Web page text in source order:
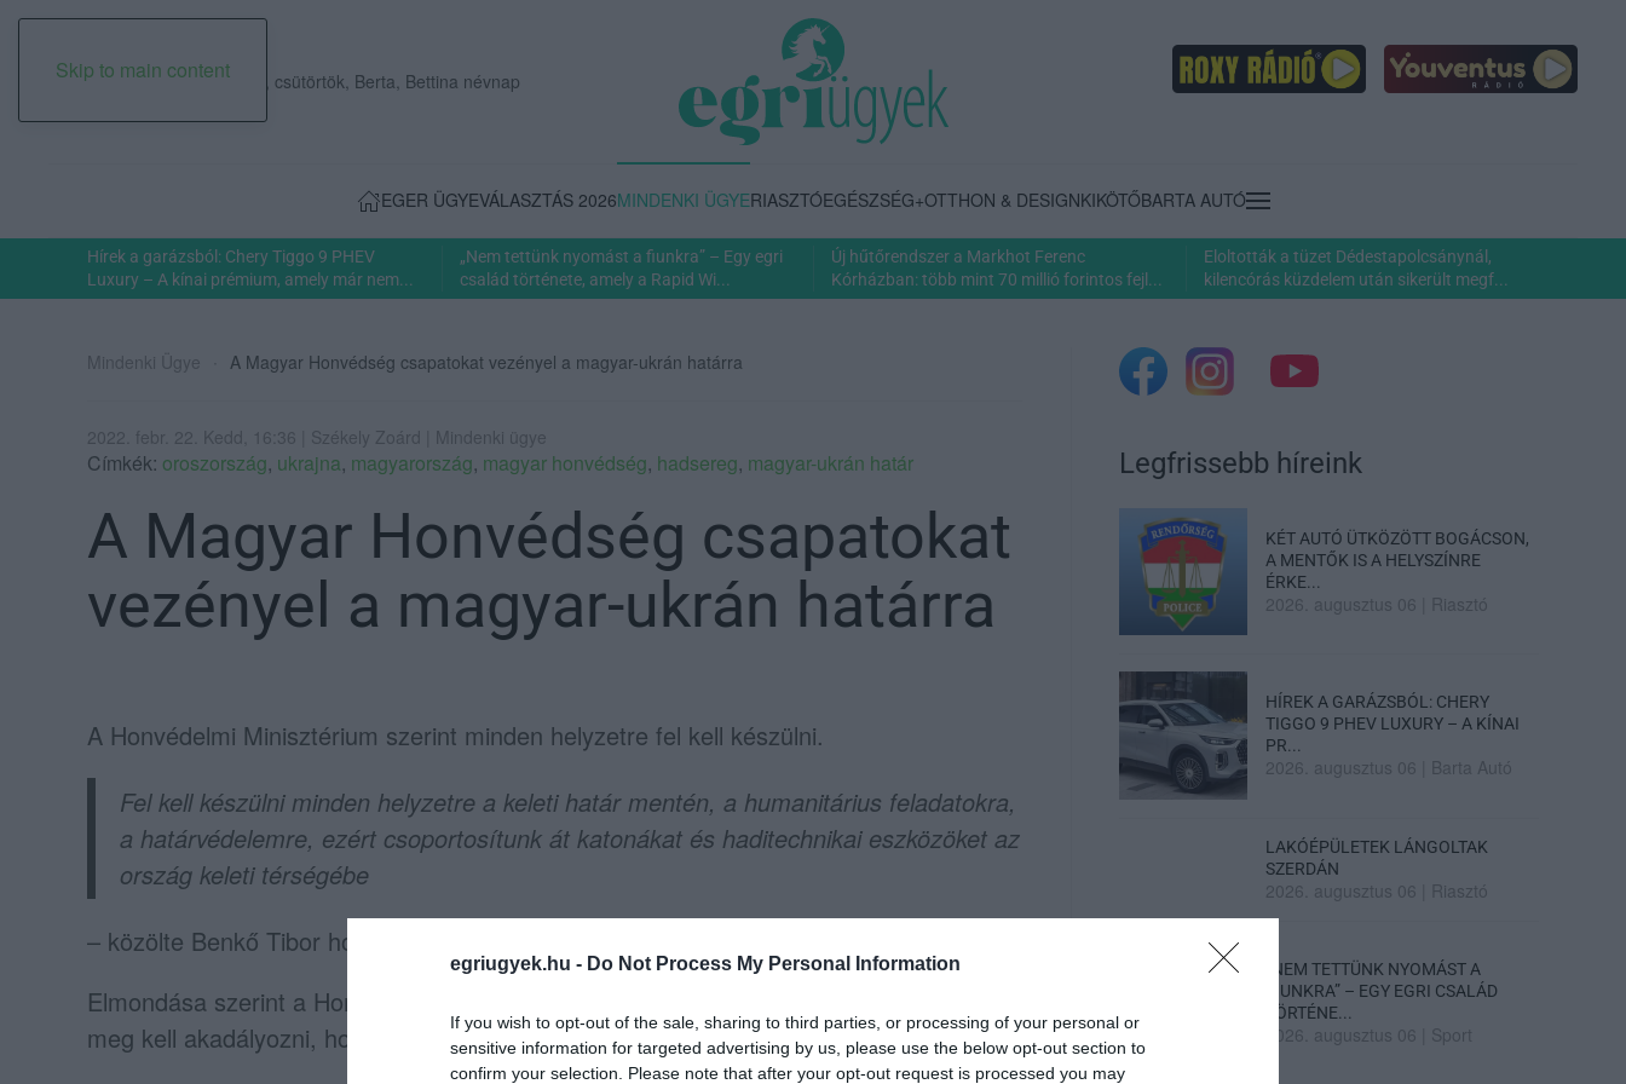
egriugyek.hu - Do Not Process My Personal Information
If you wish to opt-out of the sale, sharing to third parties, or processing of your personal or
sensitive information for targeted advertising by us, please use the below opt-out section to
confirm your selection. Please note that after your opt-out request is processed you may
Skip to main content
2026. augusztus 06., csütörtök, Berta, Bettina névnap
EGER ÜGYEVÁLASZTÁS 2026MINDENKI ÜGYERIASZTÓEGÉSZSÉG+OTTHON & DESIGNKIKÖTŐBARTA AUTÓ
Hírek a garázsból: Chery Tiggo 9 PHEV
Luxury – A kínai prémium, amely már nem...
„Nem tettünk nyomást a fiunkra” – Egy egri
család története, amely a Rapid Wi...
Új hűtőrendszer a Markhot Ferenc
Kórházban: több mint 70 millió forintos fejl...
Eloltották a tüzet Dédestapolcsánynál,
kilencórás küzdelem után sikerült megf...
Mindenki Ügye A Magyar Honvédség csapatokat vezényel a magyar-ukrán határra
2022. febr. 22. Kedd, 16:36 | Székely Zoárd | Mindenki ügye
Címkék: oroszország, ukrajna, magyarország, magyar honvédség, hadsereg, magyar-ukrán határ
A Magyar Honvédség csapatokat
vezényel a magyar-ukrán határra
A Honvédelmi Minisztérium szerint minden helyzetre fel kell készülni.
Fel kell készülni minden helyzetre a keleti határ mentén, a humanitárius feladatokra,
a határvédelemre, ezért csoportosítunk át katonákat és haditechnikai eszközöket az
ország keleti térségébe
– közölte Benkő Tibor honvédelmi miniszter kedden Szentendrén.
Elmondása szerint a Honvédelmi Minisztérium azt a feladatot kapta Orbán Viktortól,
meg kell akadályozni, hogy fegyveres erők hatoljanak Magyarország területére.
Legfrissebb híreink
KÉT AUTÓ ÜTKÖZÖTT BOGÁCSON,
A MENTŐK IS A HELYSZÍNRE
ÉRKE...
2026. augusztus 06 Riasztó
HÍREK A GARÁZSBÓL: CHERY
TIGGO 9 PHEV LUXURY – A KÍNAI
PR...
2026. augusztus 06 Barta Autó
LAKÓÉPÜLETEK LÁNGOLTAK
SZERDÁN
2026. augusztus 06 Riasztó
„NEM TETTÜNK NYOMÁST A
FIUNKRA” – EGY EGRI CSALÁD
TÖRTÉNE...
2026. augusztus 06 Sport